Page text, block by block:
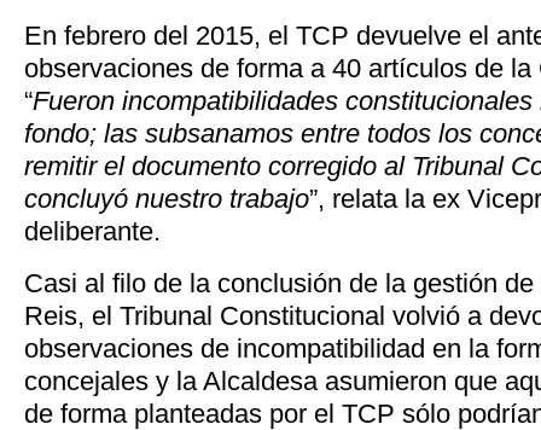
En febrero del 2015, el TCP devuelve el
observaciones de forma a 40 artículos de
“Fueron incompatibilidades
fondo; las subsanamos entre todos los
remitir el documento corregido al Tribunal
concluyó nuestro trabajo”, relata la ex
deliberante.
Casi al filo de la conclusión de la gestión
Reis, el Tribunal Constitucional volvió a
observaciones de incompatibilidad en la
concejales y la Alcaldesa asumieron que
de forma planteadas por el TCP sólo